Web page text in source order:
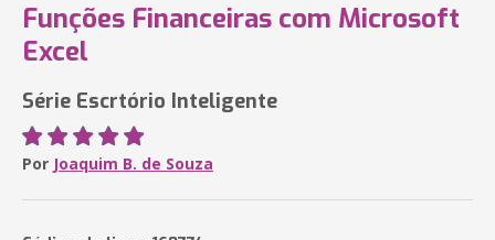
Funções Financeiras com Microsoft
Excel
Série Escrtório Inteligente
Por Joaquim B. de Souza